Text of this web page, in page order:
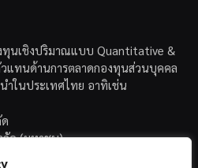
นเชิงปริมาณแบบ Quantitative &
แทนด้านการตลาดกองทุนส่วนบุคคล
ในประเทศไทย อาทิเช่น
กัด (มหาชน)